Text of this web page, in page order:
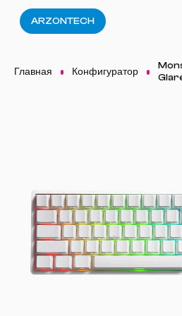
ARZONTECH
Главная Конфигуратор